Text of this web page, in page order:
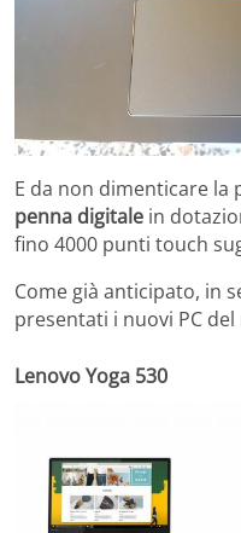
E da non dimenticare la
penna digitale in
fino 4000 punti touch
Come già anticipato, in
presentati i nuovi PC
Lenovo Yoga 530